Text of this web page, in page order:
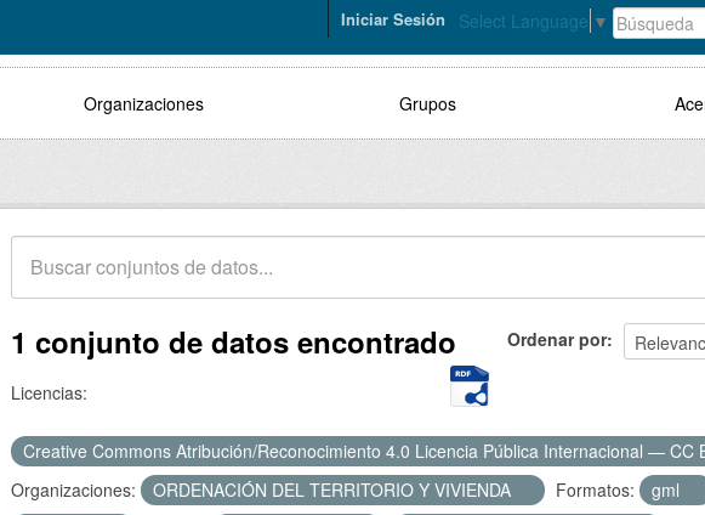
Select Language ▼
Iniciar Sesión
Organizaciones Grupos
Ordenar por
1 conjunto de datos encontrado
Licencias:
Creative Commons Atribución/Reconocimiento 4.0 Licencia Pública Internacional — CC
Organizaciones:
ORDENACIÓN DEL TERRITORIO Y VIVIENDA Formatos: gml